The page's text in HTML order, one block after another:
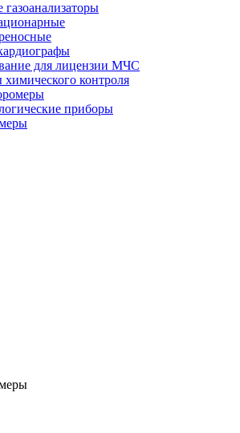
газоанализаторы
для лицензии МЧС
контроля
приборы